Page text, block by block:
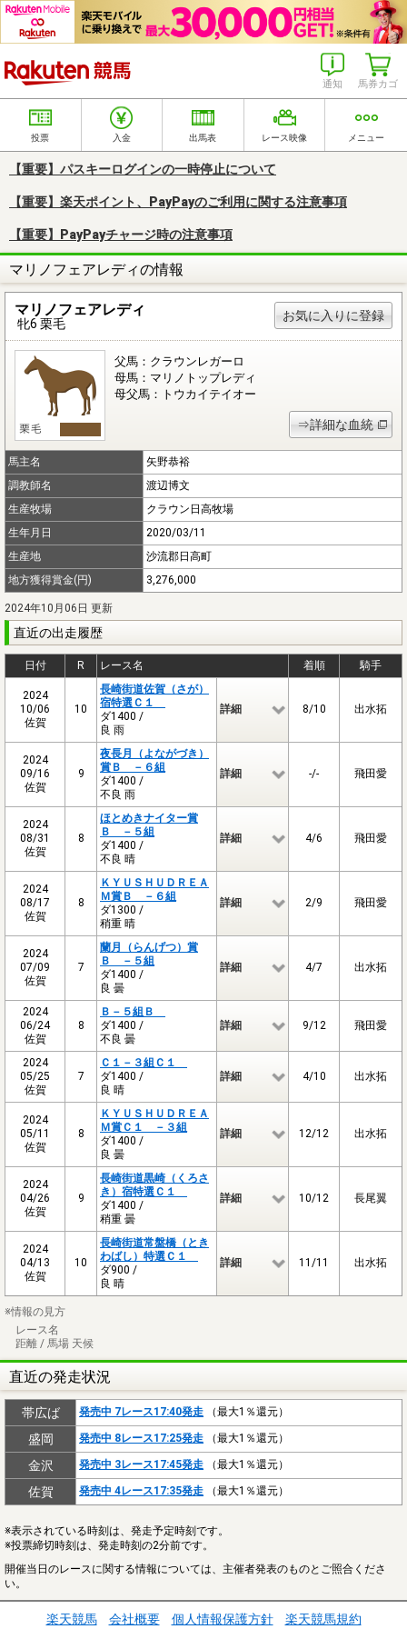
馬券カゴ
通知
投票 入金 出馬表 レース映像 メニュー
【重要】パスキーログインの一時停止について
【重要】楽天ポイント、PayPayのご利用に関する注意事項
【重要】PayPayチャージ時の注意事項
マリノフェアレディの情報
マリノフェアレディ
牝6 栗毛
お気に入りに登録
父馬：クラウンレガーロ
母馬：マリノトップレディ
母父馬：トウカイテイオー
⇒詳細な血統
馬主名
矢野恭裕
調教師名
渡辺博文
生産牧場
クラウン日高牧場
生年月日
2020/03/11
生産地
沙流郡日高町
地方獲得賞金(円)
3,276,000
2024年10月06日 更新
直近の出走履歴
日付 R レース名 着順 騎手
2024
10/06
佐賀
10
長崎街道佐賀（さが）
宿特選Ｃ１
ダ1400 /
良 雨
詳細 8/10 出水拓
2024
09/16
佐賀
9
夜長月（よながづき）
賞Ｂ －６組
ダ1400 /
不良 雨
詳細 -/- 飛田愛
2024
08/31
佐賀
8
ほとめきナイター賞
Ｂ －５組
ダ1400 /
不良 晴
詳細 4/6 飛田愛
2024
08/17
佐賀
8
ＫＹＵＳＨＵＤＲＥＡ
Ｍ賞Ｂ －６組
ダ1300 /
稍重 晴
詳細 2/9 飛田愛
2024
07/09
佐賀
7
蘭月（らんげつ）賞
Ｂ －５組
ダ1400 /
良 曇
詳細 4/7 出水拓
2024
06/24
佐賀
8
Ｂ－５組Ｂ
ダ1400 /
不良 曇
詳細 9/12 飛田愛
2024
05/25
佐賀
7
Ｃ１－３組Ｃ１
ダ1400 /
良 晴
詳細 4/10 出水拓
2024
05/11
佐賀
8
ＫＹＵＳＨＵＤＲＥＡ
Ｍ賞Ｃ１ －３組
ダ1400 /
良 曇
詳細 12/12 出水拓
2024
04/26
佐賀
9
長崎街道黒崎（くろさ
き）宿特選Ｃ１
ダ1400 /
稍重 曇
詳細 10/12 長尾翼
2024
04/13
佐賀
10
長崎街道常盤橋（とき
わばし）特選Ｃ１
ダ900 /
良 晴
詳細 11/11 出水拓
※情報の見方
レース名
距離 / 馬場 天候
直近の発走状況
帯広ば 発売中 7レース17:40発走 （最大1％還元）
盛岡 発売中 8レース17:25発走 （最大1％還元）
金沢 発売中 3レース17:45発走 （最大1％還元）
佐賀 発売中 4レース17:35発走 （最大1％還元）
※表示されている時刻は、発走予定時刻です。
※投票締切時刻は、発走時刻の2分前です。
開催当日のレースに関する情報については、主催者発表のものとご照合くださ
い。
楽天競馬 会社概要 個人情報保護方針 楽天競馬規約